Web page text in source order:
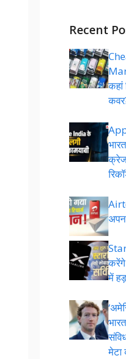
Recent
कहां
करेंगे
में
मेटा